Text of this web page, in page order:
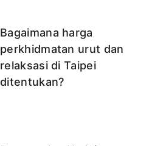
Bagaimana harga
perkhidmatan urut dan
relaksasi di Taipei
ditentukan?